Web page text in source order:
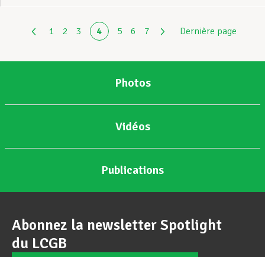
1 2 3 4 5 6 7 Dernière page
Photos
Vidéos
Publications
Abonnez la newsletter Spotlight
du LCGB